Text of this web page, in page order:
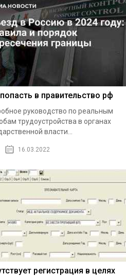
в правительство рф
руководство по реальным
трудоустройства в органах
власти...
16.03.2022
регистрация в целях